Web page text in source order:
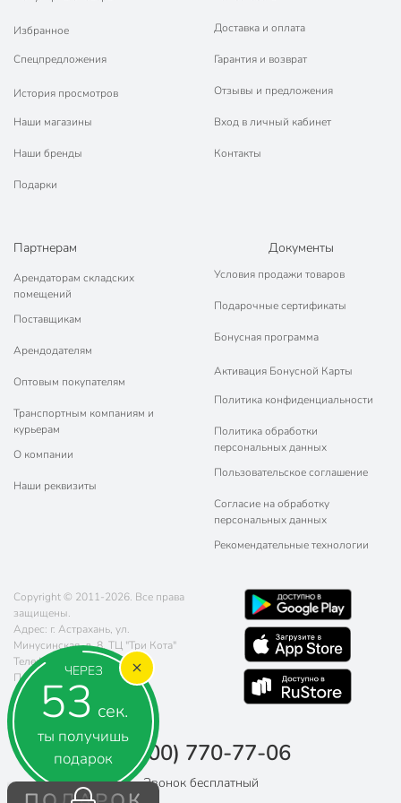
ЧЕРЕЗ
51 сек.
ты получишь
подарок
Избранное
Спецпредложения
История просмотров
Наши магазины
Наши бренды
Подарки
Доставка и оплата
Гарантия и возврат
Отзывы и предложения
Вход в личный кабинет
Контакты
Партнерам
Арендаторам складских
помещений
Поставщикам
Арендодателям
Оптовым покупателям
Транспортным компаниям и
курьерам
О компании
Наши реквизиты
Документы
Условия продажи товаров
Подарочные сертификаты
Бонусная программа
Активация Бонусной Карты
Политика конфиденциальности
Политика обработки
персональных данных
Пользовательское соглашение
Согласие на обработку
персональных данных
Рекомендательные технологии
Copyright © 2011-2026. Все права
защищены.
Адрес: г. Астрахань, ул.
Минусинская, д. 8, ТЦ "Три Кота"
Телефон:
8 (800) 770-77-06
Почта:
sales@poryadok.ru
8 (800) 770-77-06
Звонок бесплатный